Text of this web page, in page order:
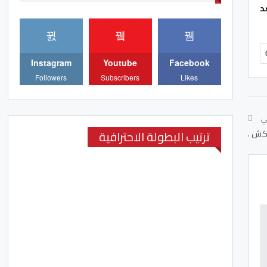
.
Facebook
Likes
Youtube
Subscribers
Instagram
Followers
ترتيب البطولة الاحترافية